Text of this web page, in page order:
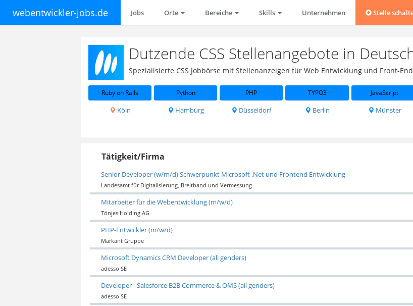
webentwickler-jobs.de Jobs Orte Bereiche Skills Unternehmen Stelle
Dutzende CSS Stellenangebote in
Spezialisierte CSS Jobbörse mit Stellenanzeigen für Web Entwicklung und Front-
Ruby on Rails Python PHP TYPO3 JavaScript
Köln Hamburg Düsseldorf Berlin Münster
Tätigkeit/Firma
Senior Developer (w/m/d) Schwerpunkt Microsoft .Net und Frontend Entwicklung
Landesamt für Digitalisierung, Breitband und Vermessung
Mitarbeiter für die Webentwicklung (m/w/d)
Tönjes Holding AG
PHP-Entwickler (m/w/d)
Markant Gruppe
Microsoft Dynamics CRM Developer (all genders)
adesso SE
Developer - Salesforce B2B Commerce & OMS (all genders)
adesso SE